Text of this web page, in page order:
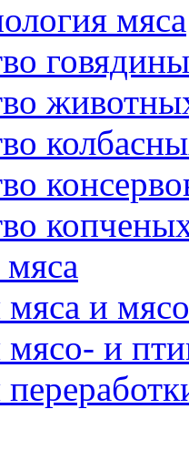
мяса
говядины
и
и